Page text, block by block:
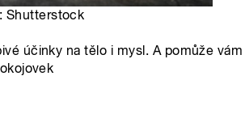
Shutterstock
účinky na tělo i mysl. A pomůže vám